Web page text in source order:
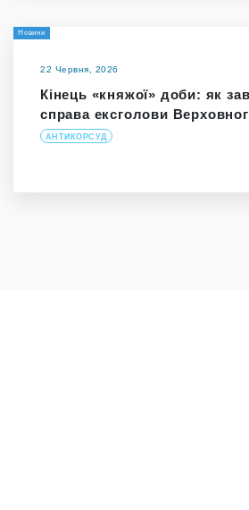
Новини
22 Червня, 2026
Кінець «княжої» доби: як
справа ексголови
АНТИКОРСУД